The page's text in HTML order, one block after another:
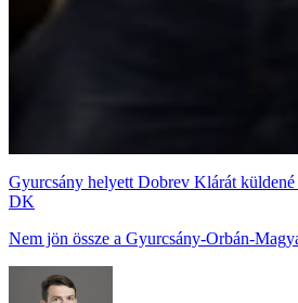
Gyurcsány helyett Dobrev Klárát küldené
DK
Nem jön össze a Gyurcsány-Orbán-